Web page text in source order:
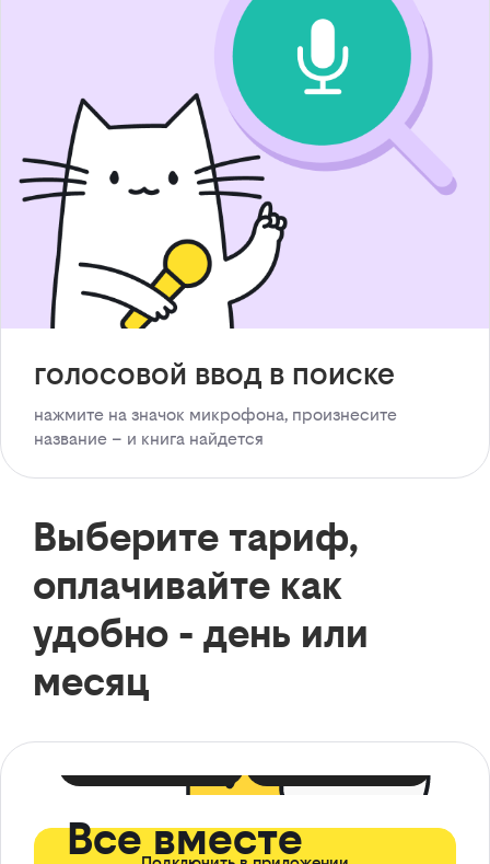
голосовой ввод в поиске
нажмите на значок микрофона, произнесите
название – и книга найдется
Выберите тариф,
оплачивайте как
удобно - день или
месяц
Все вместе